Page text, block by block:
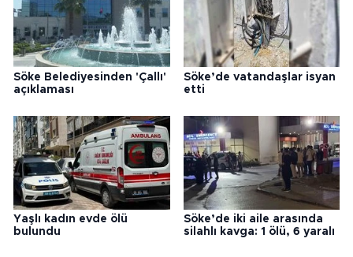
Söke Belediyesinden 'Çallı'
açıklaması
Söke’de vatandaşlar isyan
etti
Yaşlı kadın evde ölü
bulundu
Söke’de iki aile arasında
silahlı kavga: 1 ölü, 6 yaralı